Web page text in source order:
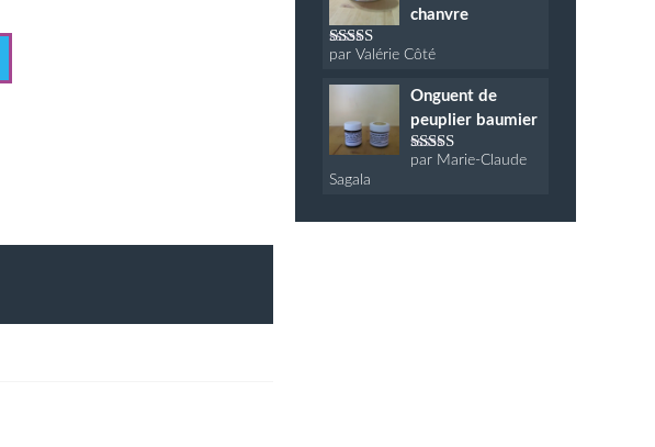
chanvre
Note5sur 5
par Valérie Côté
Onguent de
peuplier baumier
Note5sur 5
par Marie-Claude
Sagala